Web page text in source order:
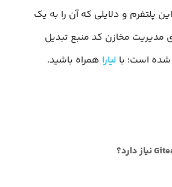
پلتفرم و دلایلی که آن را به یک
مدیریت مخازن کد منبع تبدیل
است؛ با لیارا همراه باشید.